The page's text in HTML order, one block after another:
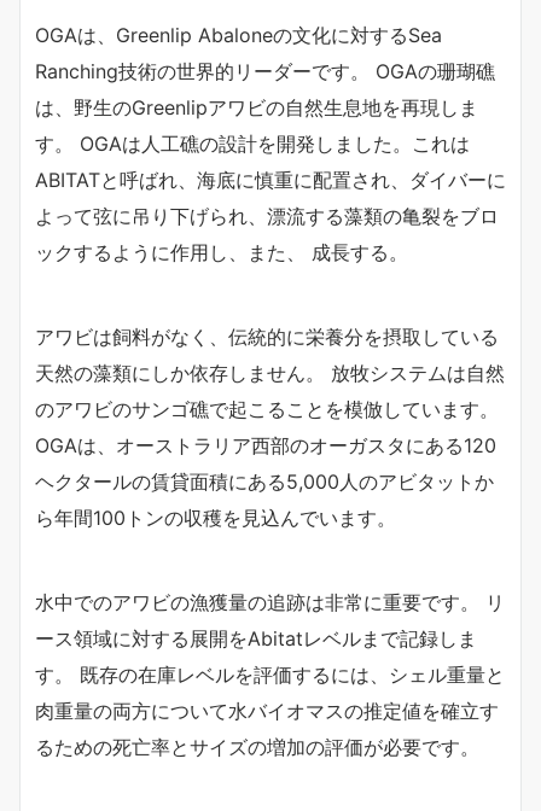
OGAは、Greenlip Abaloneの文化に対するSea
Ranching技術の世界的リーダーです。 OGAの珊瑚礁
は、野生のGreenlipアワビの自然生息地を再現しま
す。 OGAは人工礁の設計を開発しました。これは
ABITATと呼ばれ、海底に慎重に配置され、ダイバーに
よって弦に吊り下げられ、漂流する藻類の亀裂をブロ
ックするように作用し、また、 成長する。
アワビは飼料がなく、伝統的に栄養分を摂取している
天然の藻類にしか依存しません。 放牧システムは自然
のアワビのサンゴ礁で起こることを模倣しています。
OGAは、オーストラリア西部のオーガスタにある120
ヘクタールの賃貸面積にある5,000人のアビタットか
ら年間100トンの収穫を見込んでいます。
水中でのアワビの漁獲量の追跡は非常に重要です。 リ
ース領域に対する展開をAbitatレベルまで記録しま
す。 既存の在庫レベルを評価するには、シェル重量と
肉重量の両方について水バイオマスの推定値を確立す
るための死亡率とサイズの増加の評価が必要です。